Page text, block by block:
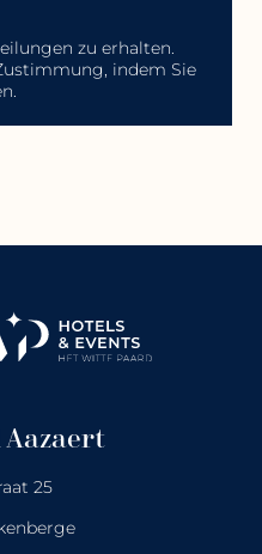
zu erhalten.
indem Sie
Aazaert
25